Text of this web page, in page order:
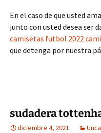
En el caso de que usted
junto con usted desea ser
camisetas futbol 2022
que detenga por nuestra
sudadera
diciembre 4, 2021